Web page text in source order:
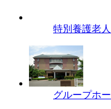
特別養護老
グループホ